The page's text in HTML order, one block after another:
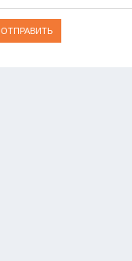
ОТПРАВИТЬ